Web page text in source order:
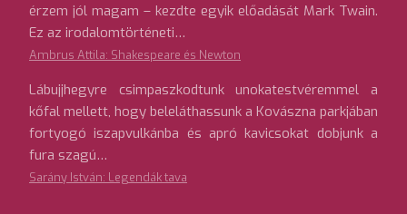
érzem jól magam – kezdte egyik előadását Mark Twain.
Ez az irodalomtörténeti…
Ambrus Attila: Shakespeare és Newton
Lábujjhegyre csimpaszkodtunk unokatestvéremmel a
kőfal mellett, hogy beleláthassunk a Kovászna parkjában
fortyogó iszapvulkánba és apró kavicsokat dobjunk a
fura szagú…
Sarány István: Legendák tava